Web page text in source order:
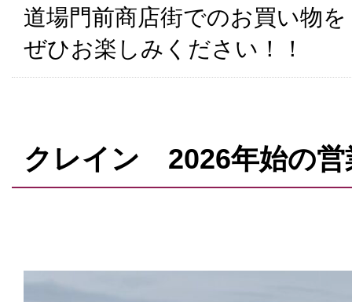
道場門前商店街でのお買い物を
ぜひお楽しみください！！
クレイン 2026年始の営